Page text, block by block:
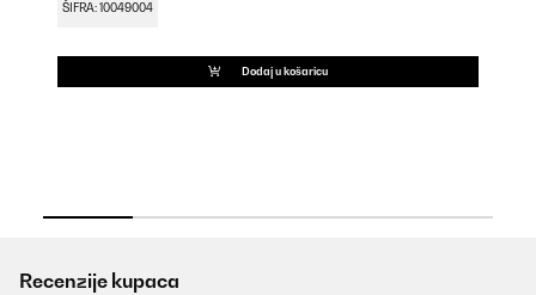
ŠIFRA: 10049004
Dodaj u košaricu
Recenzije kupaca